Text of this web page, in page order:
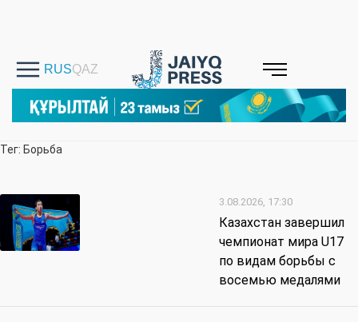
Тег: Борьба
3.08.2026, 17:30
Казахстан завершил
чемпионат мира U17
по видам борьбы с
восемью медалями